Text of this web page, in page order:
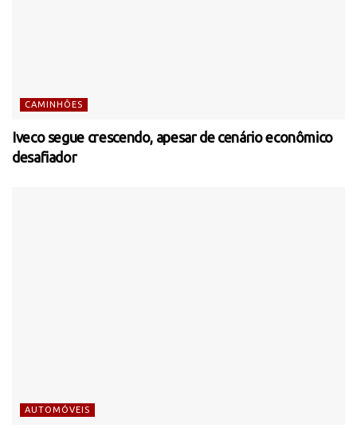
CAMINHÕES
Iveco segue crescendo, apesar de cenário econômico
desafiador
AUTOMÓVEIS